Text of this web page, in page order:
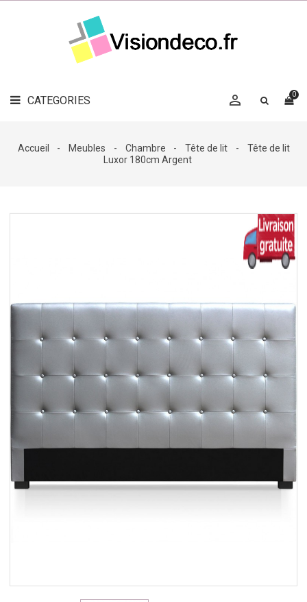
CATEGORIES 0

LE
MAG
DÉCO

DÉCO
Accueil Meubles Chambre Tête de lit
Tête de lit
Luxor 180cm Argent